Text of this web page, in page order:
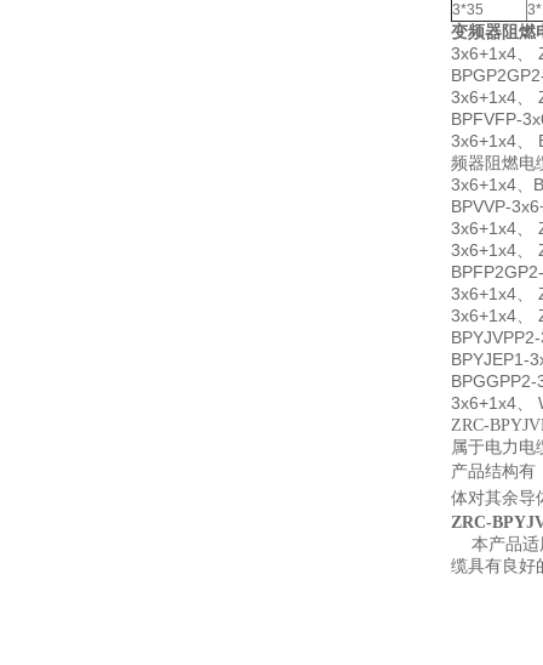
3*35
变频器阻燃
3x6+1x4、
3x6+1x4、
BPFVFP-
3x6+1x4、
频器阻燃电
3x6+1x4、
BPVVP-
3x6+1x4、
3x6+1x4、
3x6+1x4、
3x6+1x4、
BPYJEP1-
3x6+1x4、
ZRC-
属于电力电
产品结构有
体对其余导
ZRC-
本产品适
缆具有良好